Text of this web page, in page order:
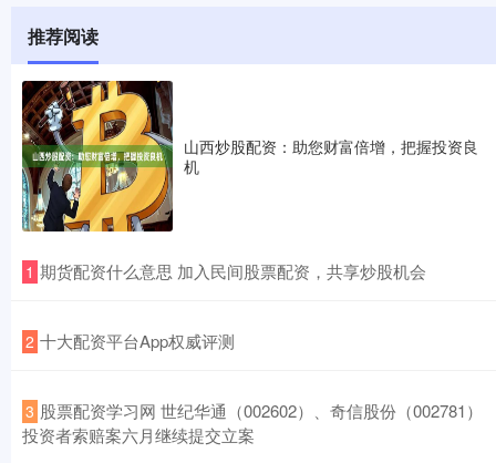
推荐阅读
山西炒股配资：助您财富倍增，把握投资良
机
1 ​期货配资什么意思 加入民间股票配资，共享炒股机会
2 ​十大配资平台App权威评测
3 ​股票配资学习网 世纪华通（002602）、奇信股份（002781）
投资者索赔案六月继续提交立案